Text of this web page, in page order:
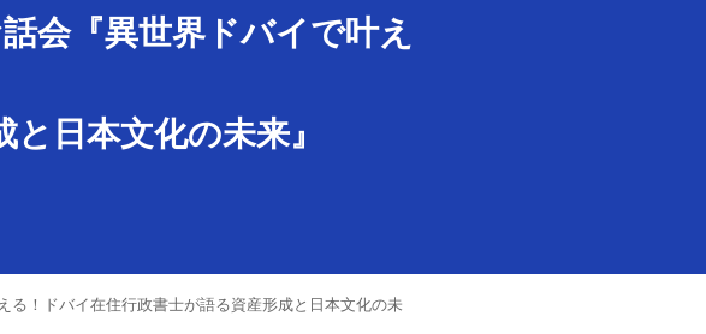
会『異世界ドバイで叶え
日本文化の未来』
る！ドバイ在住行政書士が語る資産形成と日本文化の未